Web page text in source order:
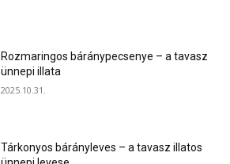
Rozmaringos báránypecsenye – a tavasz
ünnepi illata
2025.10.31.
Tárkonyos bárányleves – a tavasz illatos